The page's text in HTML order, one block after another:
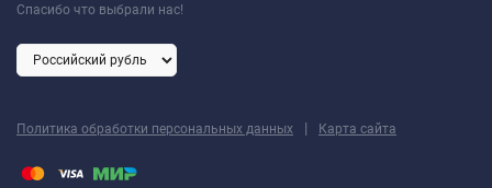
Спасибо что выбрали нас!
Политика обработки персональных данных | Карта сайта